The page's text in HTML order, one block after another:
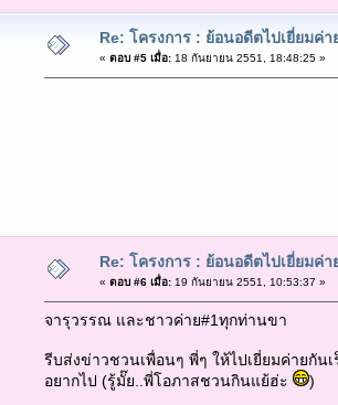
Re: โครงการ : ย้อนอดีตไปเยี่ยมค่
« ตอบ #5 เมื่อ:18 กันยายน 2551, 18:48:25 »
Re: โครงการ : ย้อนอดีตไปเยี่ยมค่
« ตอบ #6 เมื่อ:19 กันยายน 2551, 10:53:37 »
จารุวรรณ และชาวค่าย#1ทุกท่านขา
รีบส่งข่าวชวนเพื่อนๆ พี่ๆ ให้ไปเยี่ยมค่ายกันเ
อยากไป (รู้มั๊ย..พี่โอภาสชวนกินแย้ฮ่ะ
)